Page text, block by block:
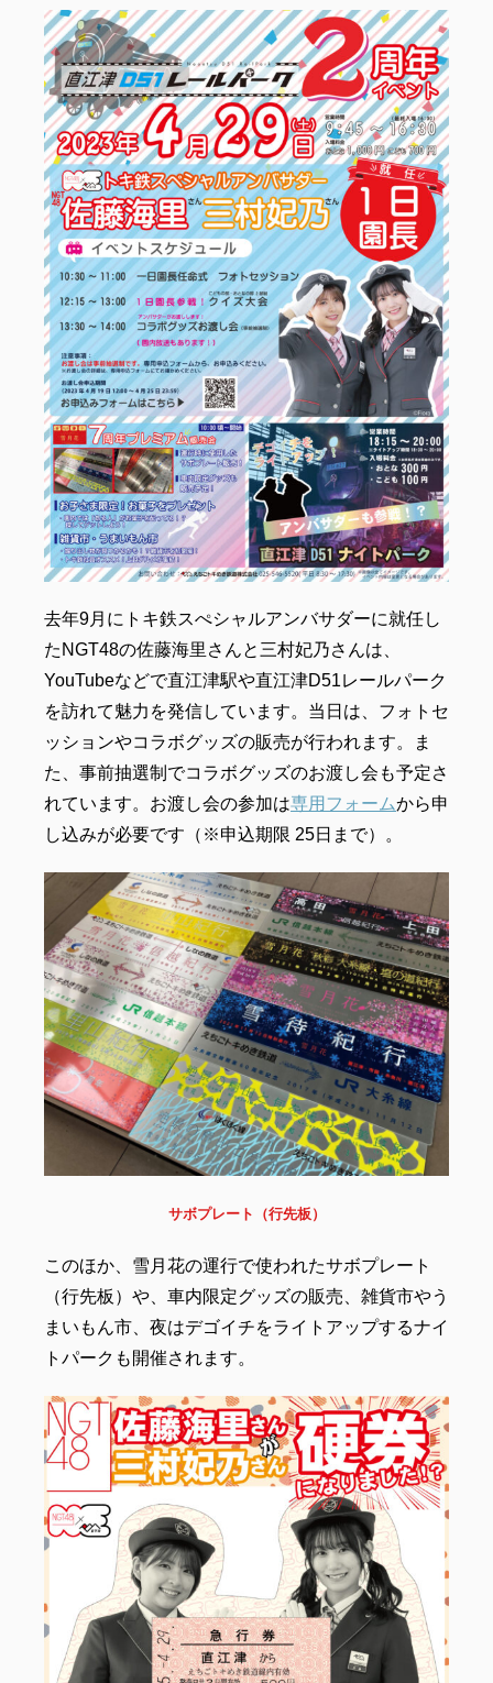
去年9月にトキ鉄スぺシャルアンバサダーに就任し
たNGT48の佐藤海里さんと三村妃乃さんは、
YouTubeなどで直江津駅や直江津D51レールパーク
を訪れて魅力を発信しています。当日は、フォトセ
ッションやコラボグッズの販売が行われます。ま
た、事前抽選制でコラボグッズのお渡し会も予定さ
れています。お渡し会の参加は専用フォームから申
し込みが必要です（※申込期限 25日まで）。
サボプレート（行先板）
このほか、雪月花の運行で使われたサボプレート
（行先板）や、車内限定グッズの販売、雑貨市やう
まいもん市、夜はデゴイチをライトアップするナイ
トパークも開催されます。